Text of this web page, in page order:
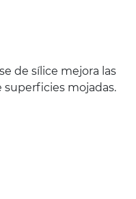
de sílice mejora las
mojadas.